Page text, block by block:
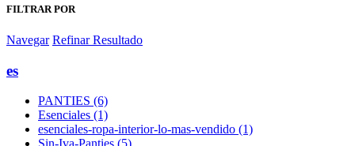
FILTRAR POR
Navegar Refinar Resultado
es
PANTIES (6)
Esenciales (1)
esenciales-ropa-interior-lo-mas-vendido (1)